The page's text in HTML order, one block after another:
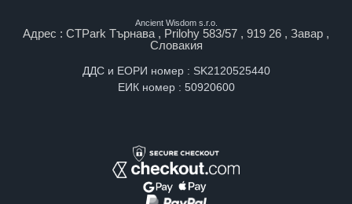
Ancient Wisdom s.r.o.
Адрес : CTPark Търнава , Prilohy 583/57 , 919 26 , Завар ,
Словакия
ДДС и ЕОРИ номер : SK2120525440
ЕИК номер : 50920600